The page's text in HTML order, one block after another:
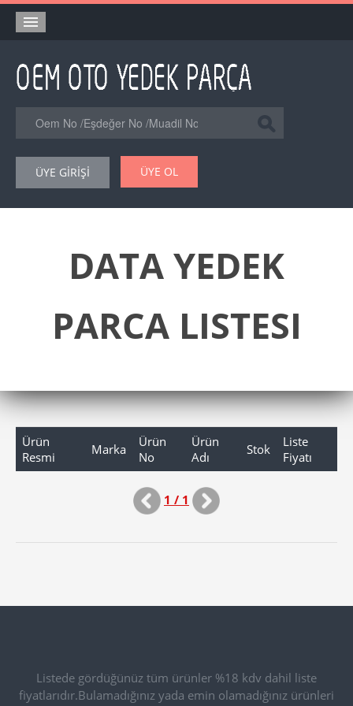
Orjinal Yedek Parça
Eşdeğer Muadil Yedek Parça
Şase Numarası VIN Yedekparça Sorgulama
Hakkımızda
ÜYE GİRİŞİ ÜYE OL
DATA YEDEK
PARCA LISTESI
Ürün
Resmi
Marka
Ürün
No
Ürün
Adı
Stok
Liste
Fiyatı
1 / 1
Listede gördüğünüz tüm ürünler %18 kdv dahil liste
fiyatlarıdır.Bulamadığınız yada emin olamadığınız ürünleri